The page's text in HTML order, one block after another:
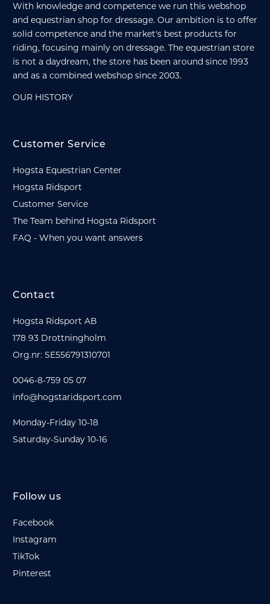
With knowledge and competence we run this webshop
and equestrian shop for dressage. Our ambition is to offer
solid competence and the market's best products for
riding, focusing mainly on dressage. The equestrian store
is not a daydream, the store has been around since 1993
and as a combined webshop since 2003.
OUR HISTORY
Customer Service
Hogsta Equestrian Center
Hogsta Ridsport
Customer Service
The Team behind Hogsta Ridsport
FAQ - When you want answers
Contact
Hogsta Ridsport AB
178 93 Drottningholm
Org.nr: SE556791310701
0046-8-759 05 07
info@hogstaridsport.com
Monday-Friday 10-18
Saturday-Sunday 10-16
Follow us
Facebook
Instagram
TikTok
Pinterest